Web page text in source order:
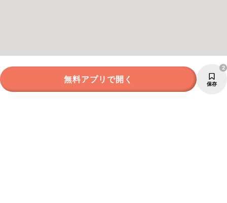
無料アプリで開く 保存
2